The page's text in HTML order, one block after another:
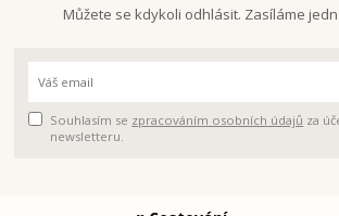
Můžete se kdykoli odhlásit. Zasíláme
Souhlasím se zpracováním osobních údajů za
newsletteru.